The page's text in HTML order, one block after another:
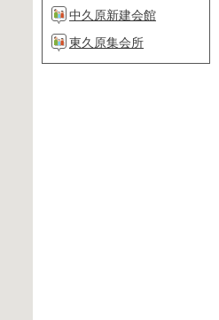
中久原新建会館
東久原集会所